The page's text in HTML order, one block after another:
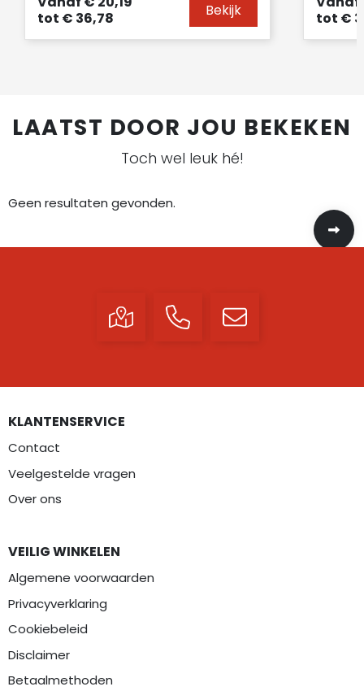
tot € 36,78 Bekijk
tot €
LAATST DOOR JOU BEKEKEN
Toch wel leuk hé!
Geen resultaten gevonden.
KLANTENSERVICE
Contact
Veelgestelde vragen
Over ons
VEILIG WINKELEN
Algemene voorwaarden
Privacyverklaring
Cookiebeleid
Disclaimer
Betaalmethoden